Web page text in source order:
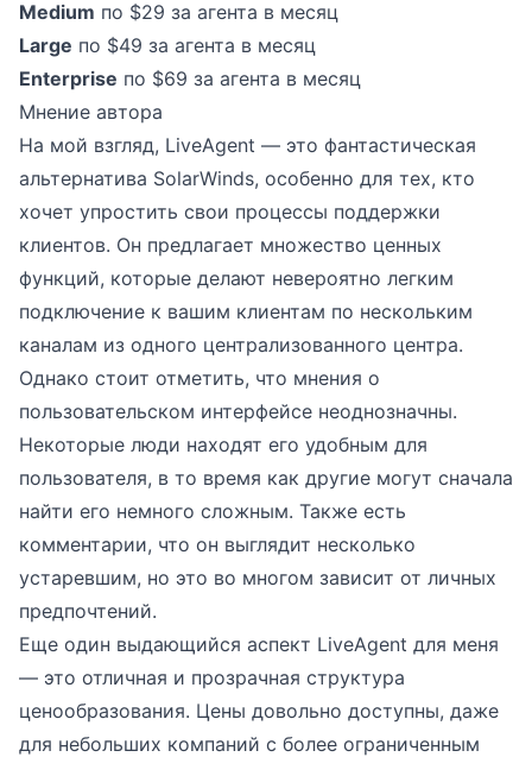
Medium по $29 за агента в месяц
Large по $49 за агента в месяц
Enterprise по $69 за агента в месяц
Мнение автора
На мой взгляд, LiveAgent — это фантастическая
альтернатива SolarWinds, особенно для тех, кто
хочет упростить свои процессы поддержки
клиентов. Он предлагает множество ценных
функций, которые делают невероятно легким
подключение к вашим клиентам по нескольким
каналам из одного централизованного центра.
Однако стоит отметить, что мнения о
пользовательском интерфейсе неоднозначны.
Некоторые люди находят его удобным для
пользователя, в то время как другие могут сначала
найти его немного сложным. Также есть
комментарии, что он выглядит несколько
устаревшим, но это во многом зависит от личных
предпочтений.
Еще один выдающийся аспект LiveAgent для меня
— это отличная и прозрачная структура
ценообразования. Цены довольно доступны, даже
для небольших компаний с более ограниченным